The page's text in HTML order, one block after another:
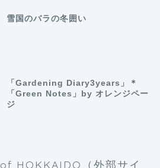
雪国のバラの冬囲い
「Gardening Diary3years」＊
「Green Notes」by オレンジペー
ジ
HOKKAIDO（外部サイ